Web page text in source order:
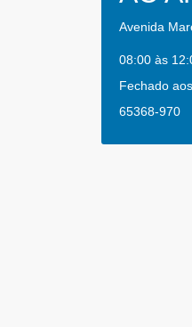
Avenida
08:00 às
Fechado
65368-970